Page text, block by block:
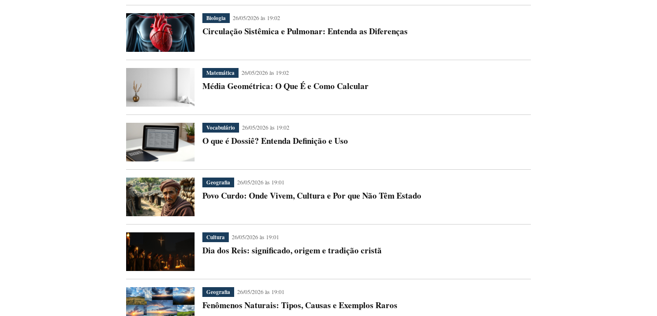
Biologia 26/05/2026 às 19:02
Circulação Sistêmica e Pulmonar: Entenda as Diferenças
Matemática 26/05/2026 às 19:02
Média Geométrica: O Que É e Como Calcular
Vocabulário 26/05/2026 às 19:02
O que é Dossiê? Entenda Definição e Uso
Geografia 26/05/2026 às 19:01
Povo Curdo: Onde Vivem, Cultura e Por que Não Têm Estado
Cultura 26/05/2026 às 19:01
Dia dos Reis: significado, origem e tradição cristã
Geografia 26/05/2026 às 19:01
Fenômenos Naturais: Tipos, Causas e Exemplos Raros